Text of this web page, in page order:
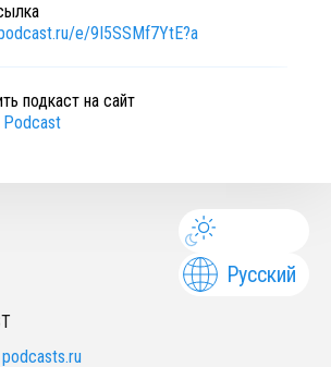
e/9I5SSMf7YtE?a
подкаст на сайт
Podcast
Русский
podcasts.ru